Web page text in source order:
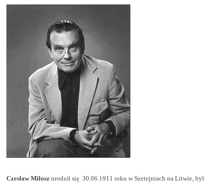
Czesław Miłosz urodził się 30.06.1911 roku w Szetejniach na Litwie, był